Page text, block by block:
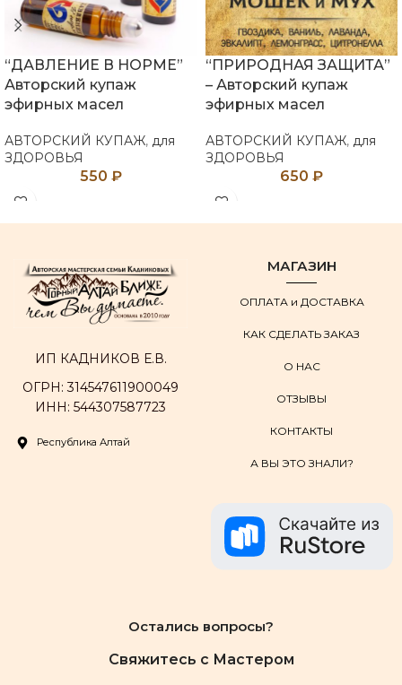
“ДАВЛЕНИЕ В НОРМЕ”
Авторский купаж
эфирных масел
АВТОРСКИЙ КУПАЖ, для
ЗДОРОВЬЯ
550 ₽
“ПРИРОДНАЯ ЗАЩИТА”
– Авторский купаж
эфирных масел
АВТОРСКИЙ КУПАЖ, для
ЗДОРОВЬЯ
650 ₽
ИП КАДНИКОВ Е.В.
ОГРН: 314547611900049
ИНН: 544307587723
Республика Алтай
МАГАЗИН
ОПЛАТА и ДОСТАВКА
КАК СДЕЛАТЬ ЗАКАЗ
О НАС
ОТЗЫВЫ
КОНТАКТЫ
А ВЫ ЭТО ЗНАЛИ?
Остались вопросы?
Свяжитесь с Мастером